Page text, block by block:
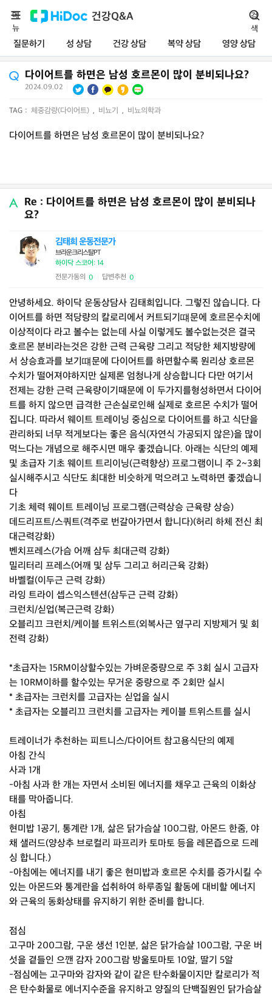
건강Q&A
질문하기 성 상담 건강 상담 복약 상담 영양 상담
메
뉴
검
색
다이어트를 하면은 남성 호르몬이 많이 분비되나요?
2024.09.02
TAG : 체중감량(다이어트) , 비뇨기 , 비뇨의학과
다이어트를 하면은 남성 호르몬이 많이 분비되나요?
Re : 다이어트를 하면은 남성 호르몬이 많이 분비되나
요?
김태희 운동전문가
브라운크리스탈PT
하이닥 스코어: 14
전문가동의 0 답변추천 0
안녕하세요. 하이닥 운동상담사 김태희입니다. 그렇진 않습니다. 다
이어트를 하면 적당량의 칼로리에서 커트되기떄문에 호르몬수치에
이상적이다 라고 볼수는 없는데 사실 이렇게도 볼수없는것은 결국
호르몬 분비라는것은 강한 근력 근육량 그리고 적당한 체지방량에
서 상승효과를 보기떄문에 다이어트를 하면할수록 원리상 호르몬
수치가 떨어져야하지만 실제론 엄청나게 상승합니다 다만 여기서
전제는 강한 근력 근육량이기때문에 이 두가지를형성하면서 다이어
트를 하지 않으면 급격한 근손실로인해 실제로 호르몬 수치가 떨어
집니다. 따라서 웨이트 트레이닝 중심으로 다이어트를 하고 식단을
관리하되 너무 적게보다는 좋은 음식(자연식 가공되지 않은)을 많이
먹느다는 개념으로 해주시면 매우 좋겠습니다. 아래는 식단의 예제
및 초급자 기초 웨이트 트리이닝(근력향상) 프로그램이니 주 2~3회
실시해주시고 식단도 최대한 비슷하게 먹으려고 노력하면 좋겠습니
다
기초 체력 웨이트 트레이닝 프로그램(근력상승 근육량 상승)
데드리프트/스쿼트(격주로 번갈아가면서 합니다)(허리 하체 전신 최
대근력강화)
벤치프레스(가슴 어깨 삼두 최대근력 강화)
밀리터리 프레스(어깨 및 삼두 그리고 허리근육 강화)
바벨컬(이두근 근력 강화)
라잉 트라이 셉스익스텐션(삼두근 근력 강화)
크런치/싣업(복근근력 강화)
오블리끄 크런치/케이블 트위스트(외복사근 옆구리 지방제거 및 회
전력 강화)
*초급자는 15RM이상할수있는 가벼운중량으로 주 3회 실시 고급자
는 10RM이하를 할수있는 무거운 중량으로 주 2회만 실시
* 초급자는 크런치를 고급자는 싣업을 실시
* 초급자는 오블리끄 크런치를 고급자는 케이블 트위스트를 실시
트레이너가 추천하는 피트니스/다이어트 참고용식단의 예제
아침 간식
사과 1개
-아침 사과 한 개는 자면서 소비된 에너지를 채우고 근육의 이화상
태를 막아줍니다.
아침
현미밥 1공기, 통계란 1개, 삶은 닭가슴살 100그람, 아몬드 한줌, 야
채 샐러드(양상추 브로컬리 파프리카 토마토 등을 레몬즙으로 드레
싱 합니다.)
-아침에는 에너지를 내기 좋은 현미밥과 호르몬 수치를 증가시킬 수
있는 아몬드와 통계란을 섭취하여 하루종일 활동에 대비할 에너지
와 근육의 동화상태를 유지하기 위한 준비를 합니다.
점심
고구마 200그람, 구운 생선 1인분, 삶은 닭가슴살 100그람, 구운 버
섯을 곁들인 으깬 감자 200그람 방울토마토 10알, 딸기 5알
-점심에는 고구마와 감자와 같이 같은 탄수화물이지만 칼로리가 적
은 탄수화물로 에너지수준을 유지하고 양질의 단백질원인 닭가슴살